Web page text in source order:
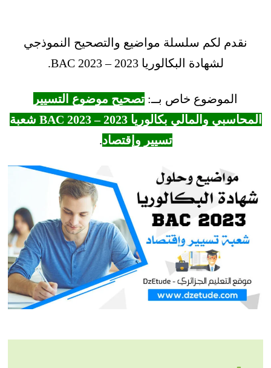
نقدم لكم سلسلة مواضيع والتصحيح النموذجي
لشهادة البكالوريا 2023 – BAC 2023.
الموضوع خاص بــ: تصحيح موضوع التسيير
المحاسبي والمالي بكالوريا 2023 – BAC 2023 شعبة
تسيير وإقتصاد.